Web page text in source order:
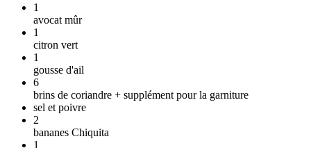
1
avocat mûr
1
citron vert
1
gousse d'ail
6
brins de coriandre + supplément pour la garniture
sel et poivre
2
bananes Chiquita
1